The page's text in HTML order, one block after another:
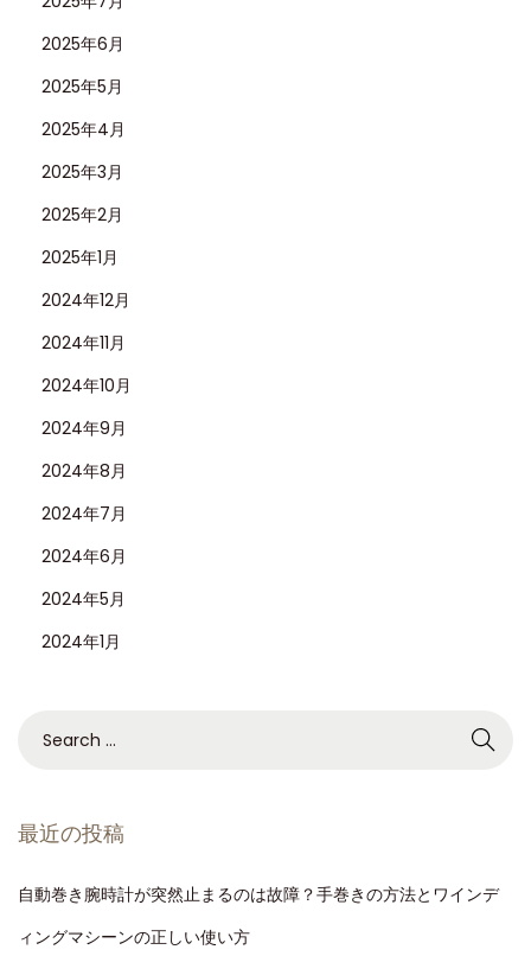
2025年6月
2025年5月
2025年4月
2025年3月
2025年2月
2025年1月
2024年12月
2024年11月
2024年10月
2024年9月
2024年8月
2024年7月
2024年6月
2024年5月
2024年1月
最近の投稿
自動巻き腕時計が突然止まるのは故障？手巻きの方法とワインデ
ィングマシーンの正しい使い方